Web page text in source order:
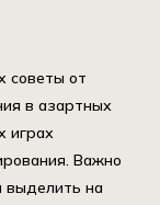
советы от
в азартных
играх
Важно
выделить на